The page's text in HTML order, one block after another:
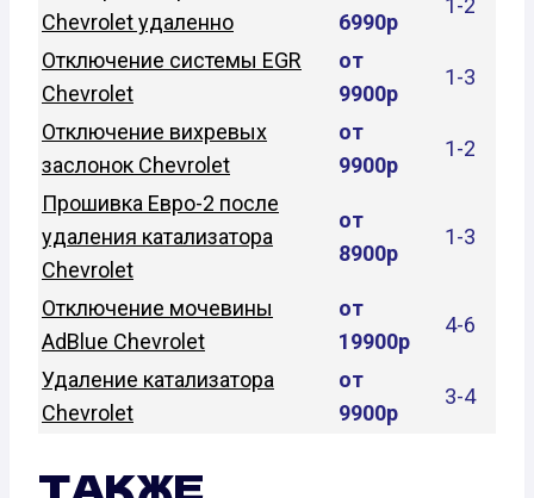
Chevrolet удаленно
6990р
1-2
Отключение системы EGR
Chevrolet
от
9900р
1-3
Отключение вихревых
заслонок Chevrolet
от
9900р
1-2
Прошивка Евро-2 после
удаления катализатора
Chevrolet
от
8900р
1-3
Отключение мочевины
AdBlue Chevrolet
от
19900р
4-6
Удаление катализатора
Chevrolet
от
9900р
3-4
ТАКЖЕ